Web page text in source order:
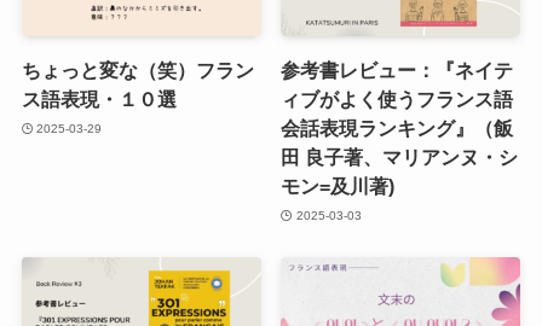
ちょっと変な（笑）フラン
ス語表現・１０選
2025-03-29
参考書レビュー：『ネイテ
ィブがよく使うフランス語
会話表現ランキング』（飯
田 良子著、マリアンヌ・シ
モン=及川著)
2025-03-03